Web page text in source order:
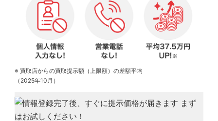
※ 買取店からの買取提示額（上限額）の差額平均
（2025年10月）